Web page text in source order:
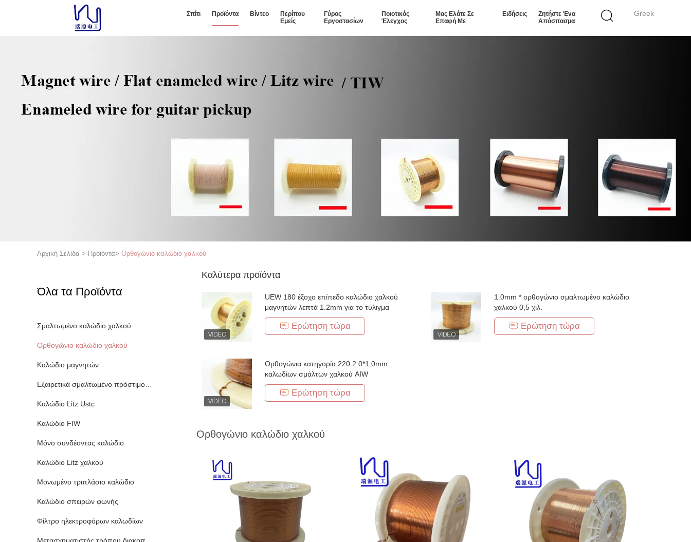
Greek
Σπίτι Προϊόντα Βίντεο
Περίπου
Εμείς
Γύρος
Εργοστασίων
Ποιοτικός
Έλεγχος
Μας Ελάτε Σε
Επαφή Με
Ειδήσεις
Ζητήστε Ένα
Απόσπασμα
Αρχική Σελίδα > Προϊόντα> Ορθογώνιο καλώδιο χαλκού
Όλα τα Προϊόντα
Σμαλτωμένο καλώδιο χαλκού
Ορθογώνιο καλώδιο χαλκού
Καλώδιο μαγνητών
Εξαιρετικά σμαλτωμένο πρόστιμο καλώδιο χαλκού
Καλώδιο Litz Ustc
Καλώδιο FIW
Μόνο συνδέοντας καλώδιο
Καλώδιο Litz χαλκού
Μονωμένο τριπλάσιο καλώδιο
Καλώδιο σπειρών φωνής
Φίλτρο ηλεκτροφόρων καλωδίων
Καλύτερα προϊόντα
UEW 180 έξοχο επίπεδο καλώδιο χαλκού
μαγνητών λεπτά 1.2mm για το τύλιγμα
Ερώτηση τώρα
1.0mm * ορθογώνιο σμαλτωμένο καλώδιο
χαλκού 0,5 χιλ.
Ερώτηση τώρα
Ορθογώνια κατηγορία 220 2.0*1.0mm
καλωδίων σμάλτων χαλκού AIW
Ερώτηση τώρα
Ορθογώνιο καλώδιο χαλκού